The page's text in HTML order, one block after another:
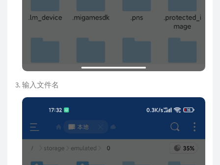
输入文件名